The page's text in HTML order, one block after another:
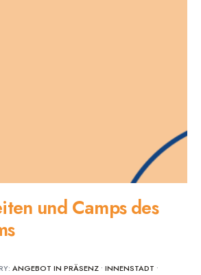
und Camps des
ANGEBOT IN PRÄSENZ • INNENSTADT •